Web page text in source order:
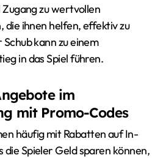
Zugang zu wertvollen
die ihnen helfen, effektiv zu
kann zu einem
in das Spiel führen.
im
mit Promo-Codes
häufig mit Rabatten auf In-
die Spieler Geld sparen können,